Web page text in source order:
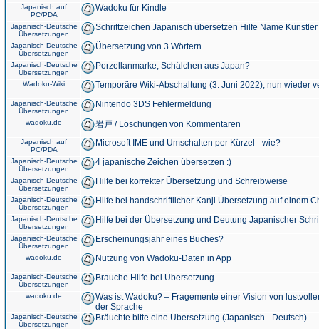
Japanisch auf
PC/PDA
Wadoku für Kindle
Japanisch-Deutsche
Übersetzungen
Schriftzeichen Japanisch übersetzen Hilfe Name
Japanisch-Deutsche
Übersetzungen
Übersetzung von 3 Wörtern
Japanisch-Deutsche
Übersetzungen
Porzellanmarke, Schälchen aus Japan?
Wadoku-Wiki Temporäre Wiki-Abschaltung (3. Juni 2022), nun wieder
Japanisch-Deutsche
Übersetzungen
Nintendo 3DS Fehlermeldung
wadoku.de 岩戸 / Löschungen von Kommentaren
Japanisch auf
PC/PDA
Microsoft IME und Umschalten per Kürzel - wie?
Japanisch-Deutsche
Übersetzungen
4 japanische Zeichen übersetzen :)
Japanisch-Deutsche
Übersetzungen
Hilfe bei korrekter Übersetzung und Schreibweise
Japanisch-Deutsche
Übersetzungen
Hilfe bei handschriftlicher Kanji Übersetzung auf einem
Japanisch-Deutsche
Übersetzungen
Hilfe bei der Übersetzung und Deutung Japanischer
Japanisch-Deutsche
Übersetzungen
Erscheinungsjahr eines Buches?
wadoku.de Nutzung von Wadoku-Daten in App
Japanisch-Deutsche
Übersetzungen
Brauche Hilfe bei Übersetzung
wadoku.de
Was ist Wadoku? – Fragemente einer Vision von
der Sprache
Japanisch-Deutsche
Übersetzungen
Bräuchte bitte eine Übersetzung (Japanisch - Deutsch)